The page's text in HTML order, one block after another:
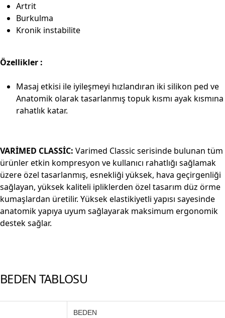
Artrit
Burkulma
Kronik instabilite
Özellikler :
Masaj etkisi ile iyileşmeyi hızlandıran iki silikon ped ve
Anatomik olarak tasarlanmış topuk kısmı ayak kısmına
rahatlık katar.
VARİMED CLASSİC: Varimed Classic serisinde bulunan tüm
ürünler etkin kompresyon ve kullanıcı rahatlığı sağlamak
üzere özel tasarlanmış, esnekliği yüksek, hava geçirgenliği
sağlayan, yüksek kaliteli ipliklerden özel tasarım düz örme
kumaşlardan üretilir. Yüksek elastikiyetli yapısı sayesinde
anatomik yapıya uyum sağlayarak maksimum ergonomik
destek sağlar.
BEDEN TABLOSU
BEDEN